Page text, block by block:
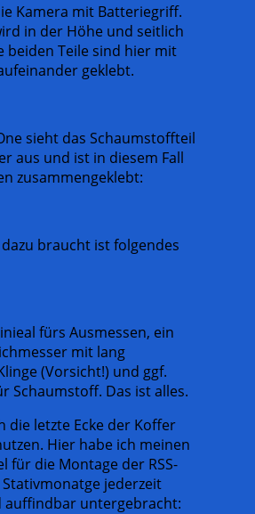
Kamera mit Batteriegriff.
in der Höhe und seitlich
beiden Teile sind hier mit
geklebt.
sieht das Schaumstoffteil
aus und ist in diesem Fall
zusammengeklebt:
braucht ist folgendes
fürs Ausmessen, ein
mit lang
(Vorsicht!) und ggf.
Schaumstoff. Das ist alles.
die letzte Ecke der Koffer
Hier habe ich meinen
für die Montage der RSS-
jederzeit
untergebracht: